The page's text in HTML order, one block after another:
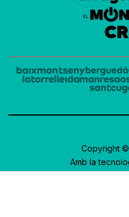
Copyright
Amb la